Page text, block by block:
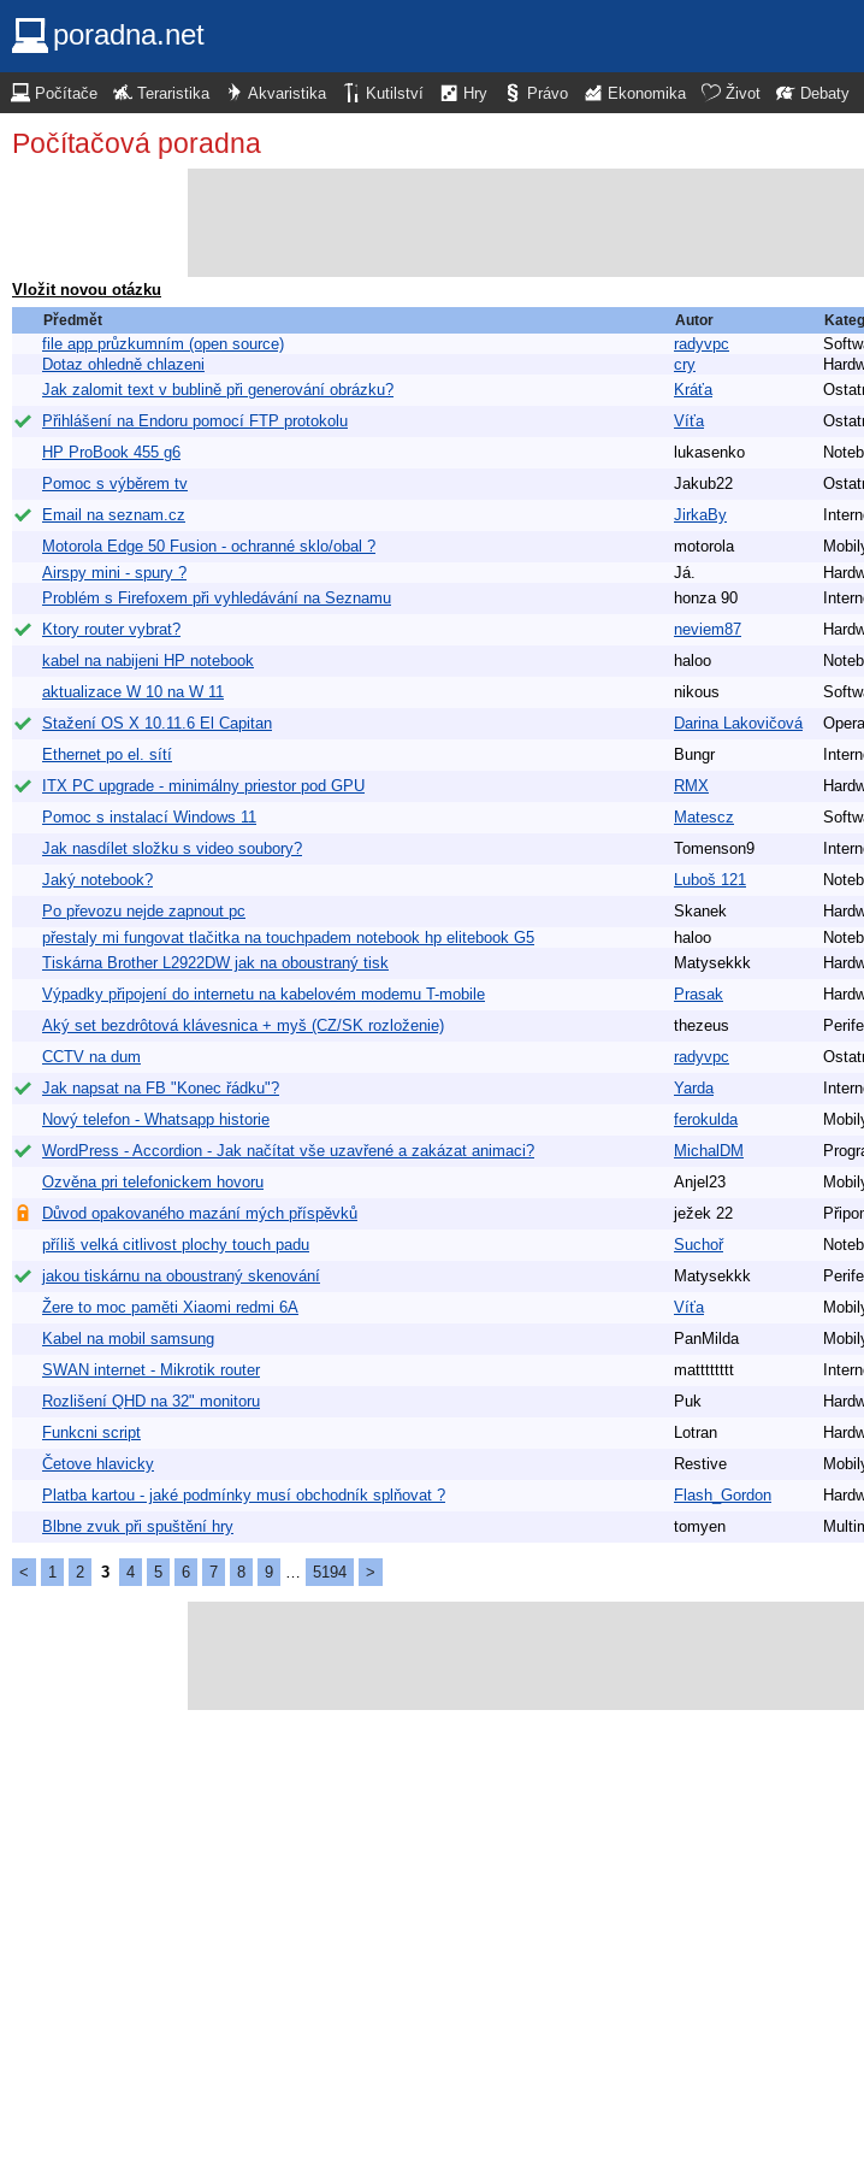
poradna.net
Počítače Teraristika Akvaristika Kutilství Hry Právo Ekonomika Život Debaty
Počítačová poradna
Vložit novou otázku
Předmět
Autor
file app průzkumním (open source) radyvpc
Dotaz ohledně chlazeni cry
Jak zalomit text v bublině při generování obrázku? Kráťa
Přihlášení na Endoru pomocí FTP protokolu Víťa
HP ProBook 455 g6 lukasenko
Pomoc s výběrem tv Jakub22
Email na seznam.cz JirkaBy
Motorola Edge 50 Fusion - ochranné sklo/obal ? motorola
Airspy mini - spury ? Já.
Problém s Firefoxem při vyhledávání na Seznamu honza 90
Ktory router vybrat? neviem87
kabel na nabijeni HP notebook haloo
aktualizace W 10 na W 11 nikous
Stažení OS X 10.11.6 El Capitan Darina Lakovičová
Ethernet po el. sítí Bungr
ITX PC upgrade - minimálny priestor pod GPU RMX
Pomoc s instalací Windows 11 Matescz
Jak nasdílet složku s video soubory? Tomenson9
Jaký notebook? Luboš 121
Po převozu nejde zapnout pc Skanek
přestaly mi fungovat tlačitka na touchpadem notebook hp elitebook G5 haloo
Tiskárna Brother L2922DW jak na oboustraný tisk Matysekkk
Výpadky připojení do internetu na kabelovém modemu T-mobile Prasak
Aký set bezdrôtová klávesnica + myš (CZ/SK rozloženie) thezeus
CCTV na dum radyvpc
Jak napsat na FB "Konec řádku"? Yarda
Nový telefon - Whatsapp historie ferokulda
WordPress - Accordion - Jak načítat vše uzavřené a zakázat animaci? MichalDM
Ozvěna pri telefonickem hovoru Anjel23
Důvod opakovaného mazání mých příspěvků ježek 22
příliš velká citlivost plochy touch padu Suchoř
jakou tiskárnu na oboustraný skenování Matysekkk
Žere to moc paměti Xiaomi redmi 6A Víťa
Kabel na mobil samsung PanMilda
SWAN internet - Mikrotik router matttttttt
Rozlišení QHD na 32" monitoru Puk
Funkcni script Lotran
Četove hlavicky Restive
Platba kartou - jaké podmínky musí obchodník splňovat ? Flash_Gordon
Blbne zvuk při spuštění hry tomyen
< 1 2 3 4 5 6 7 8 9 5194 >